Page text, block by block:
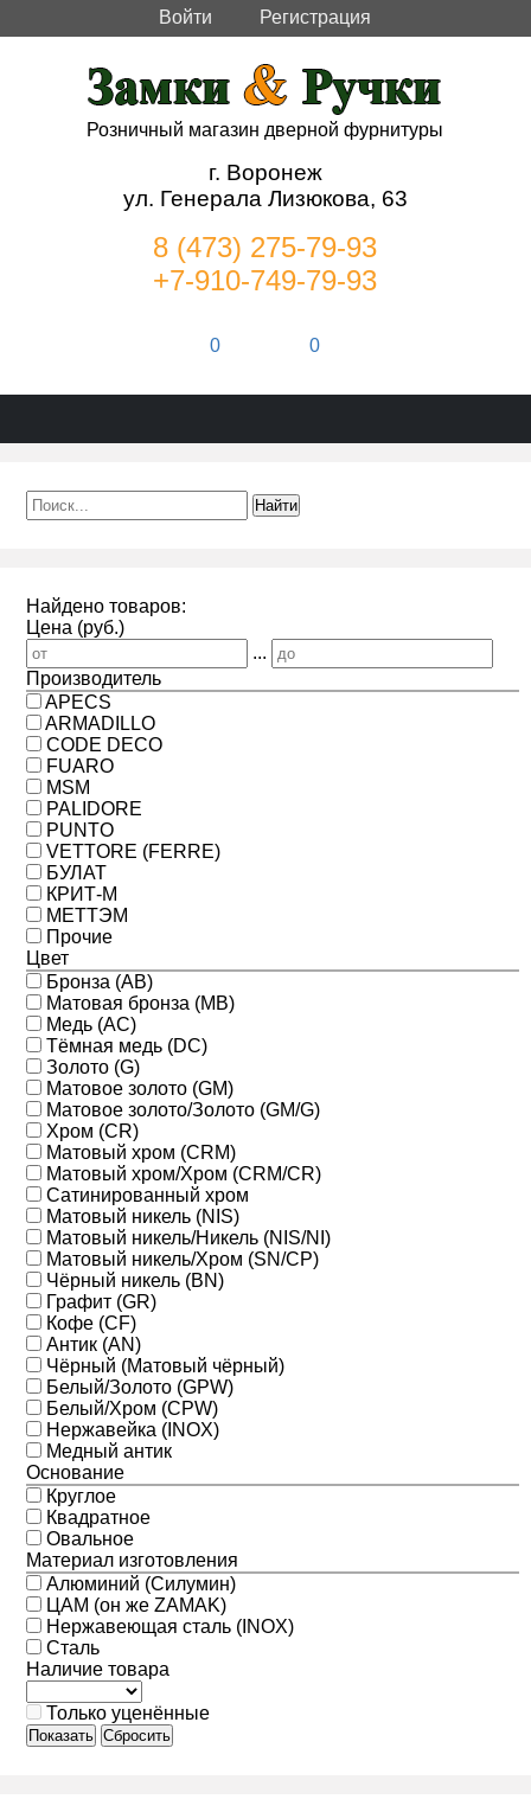
Войти Регистрация
Розничный магазин дверной фурнитуры
г. Воронеж
ул. Генерала Лизюкова, 63
8 (473) 275-79-93
+7-910-749-79-93
0 0
Найдено товаров:
Цена (руб.)
...
Производитель
APECS
ARMADILLO
CODE DECO
FUARO
MSM
PALIDORE
PUNTO
VETTORE (FERRE)
БУЛАТ
КРИТ-М
МЕТТЭМ
Прочие
Цвет
Бронза (AB)
Матовая бронза (MB)
Медь (AC)
Тёмная медь (DC)
Золото (G)
Матовое золото (GM)
Матовое золото/Золото (GM/G)
Хром (CR)
Матовый хром (CRM)
Матовый хром/Хром (CRM/CR)
Сатинированный хром
Матовый никель (NIS)
Матовый никель/Никель (NIS/NI)
Матовый никель/Хром (SN/CP)
Чёрный никель (BN)
Графит (GR)
Кофе (CF)
Антик (AN)
Чёрный (Матовый чёрный)
Белый/Золото (GPW)
Белый/Хром (CPW)
Нержавейка (INOX)
Медный антик
Основание
Круглое
Квадратное
Овальное
Материал изготовления
Алюминий (Силумин)
ЦАМ (он же ZAMAK)
Нержавеющая сталь (INOX)
Сталь
Наличие товара
Только уценённые
Показать Сбросить